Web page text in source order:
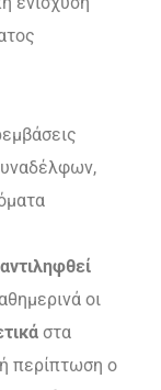
οι
στα
περίπτωση ο